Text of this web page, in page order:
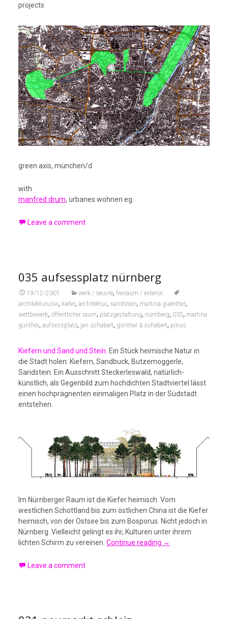
projects
green axis, münchen/d
with
manfred drum, urbanes wohnen eg
Leave a comment
035 aufsessplatz nürnberg
19/12/2001 werk / oeuvre, freiraum / exterior
architekturusw, kiefer, architektur, sandstein, martina guenther,
wettbewerb, öffentlicher raum, platzgestaltung, nürnberg, 035, martina
günther, aufsessplatz, jan schabert, günther & schabert, pinus
Kiefern und Sand und Stein Ein Stück heimische Natur in
die Stadt holen: Kiefern, Sandbuck, Butzemoggerle,
Sandstein. Ein Ausschnitt Steckerleswald, natürlich-
künstlich, als Gegenbild zum hochdichten Stadtviertel lässt
einen hochprägnenten einmaligen Platz in der Südstadt
entstehen.
Im Nürnberger Raum ist die Kiefer heimisch. Vom
westlichen Schottland bis zum östlichen China ist die Kiefer
heimisch, von der Ostsee bis zum Bosporus. Nicht jedoch in
Nürnberg. Vielleicht gelingt es ihr, Kulturen unter ihrem
lichten Schirm zu vereinen. Continue reading →
Leave a comment